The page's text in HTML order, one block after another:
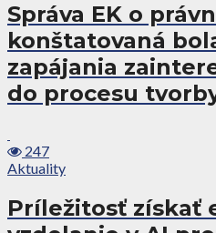
Správa EK o
konštatovaná
zapájania
do procesu
247
Aktuality
Príležitosť získať